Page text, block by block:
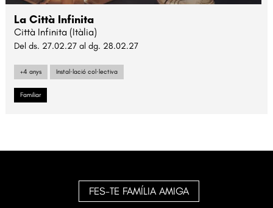
La Città Infinita
Città Infinita (Itàlia)
Del ds. 27.02.27 al dg. 28.02.27
+4 anys Instal·lació col·lectiva
Familiar
FES-TE FAMÍLIA AMIGA